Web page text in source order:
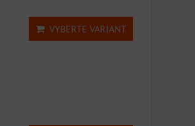
VYBERTE VARIANT